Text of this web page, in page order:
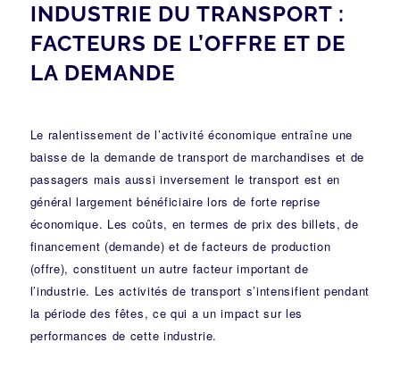
INDUSTRIE DU TRANSPORT :
FACTEURS DE L’OFFRE ET DE
LA DEMANDE
Le ralentissement de l’activité économique entraîne une
baisse de la demande de transport de marchandises et de
passagers mais aussi inversement le transport est en
général largement bénéficiaire lors de forte reprise
économique. Les coûts, en termes de prix des billets, de
financement (demande) et de facteurs de production
(offre), constituent un autre facteur important de
l’industrie. Les activités de transport s’intensifient pendant
la période des fêtes, ce qui a un impact sur les
performances de cette industrie.